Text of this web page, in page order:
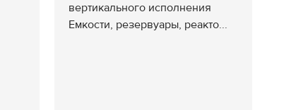
вертикального исполнения
Емкости, резервуары, реакто...